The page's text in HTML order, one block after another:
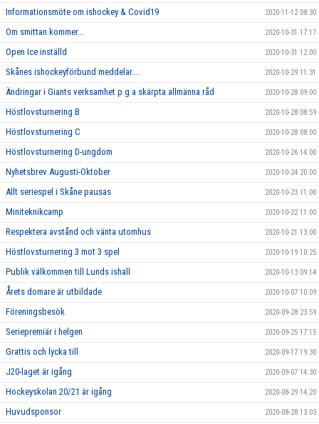
Informationsmöte om ishockey & Covid19 2020-11-12 08:30
Om smittan kommer... 2020-10-31 17:17
Open Ice inställd 2020-10-31 12:00
Skånes ishockeyförbund meddelar.... 2020-10-29 11:31
Ändringar i Giants verksamhet p g a skärpta allmänna råd 2020-10-28 09:00
Höstlovsturnering B 2020-10-28 08:59
Höstlovsturnering C 2020-10-28 08:00
Höstlovsturnering D-ungdom 2020-10-26 14:00
Nyhetsbrev Augusti-Oktober 2020-10-24 20:00
Allt seriespel i Skåne pausas 2020-10-23 11:00
Miniteknikcamp 2020-10-22 11:00
Respektera avstånd och vänta utomhus 2020-10-21 13:00
Höstlovsturnering 3 mot 3 spel 2020-10-19 10:25
Publik välkommen till Lunds ishall 2020-10-13 09:14
Årets domare är utbildade 2020-10-07 10:09
Föreningsbesök 2020-09-28 23:59
Seriepremiär i helgen 2020-09-25 17:15
Grattis och lycka till 2020-09-17 19:30
J20-laget är igång 2020-09-07 14:30
Hockeyskolan 20/21 är igång 2020-08-29 14:20
Huvudsponsor 2020-08-28 13:03